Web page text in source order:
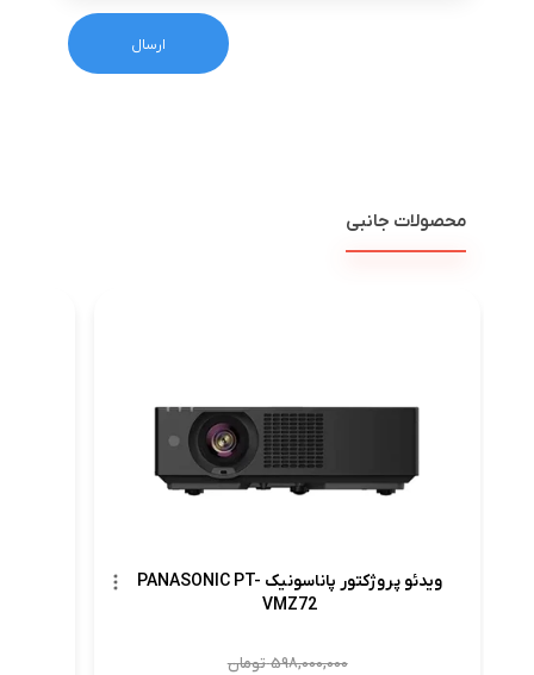
محصولات جانبی
ویدئو پروژکتور پاناسونیک PANASONIC PT-
VMZ72
598,000,000تومان